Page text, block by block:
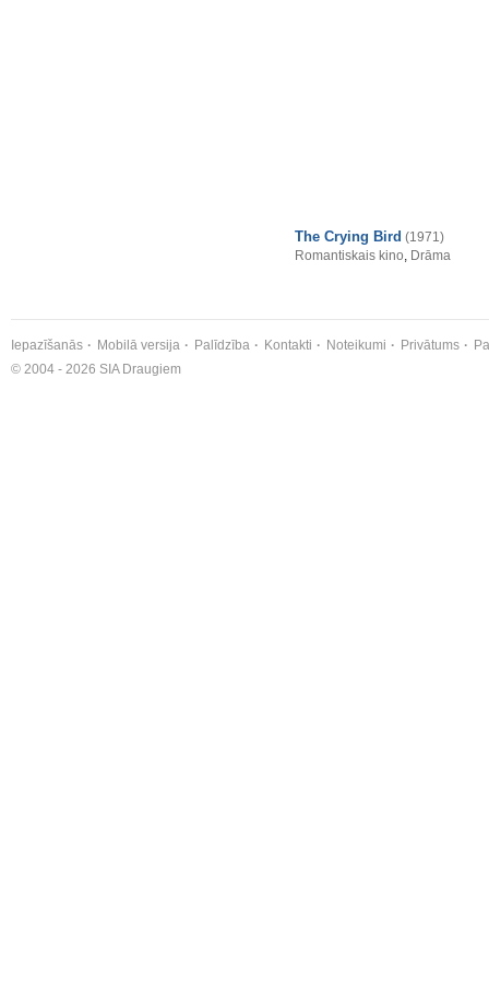
The Crying Bird (1971)
Romantiskais kino, Drāma
Iepazīšanās Mobilā versija Palīdzība Kontakti Noteikumi Privātums
© 2004 - 2026 SIA Draugiem